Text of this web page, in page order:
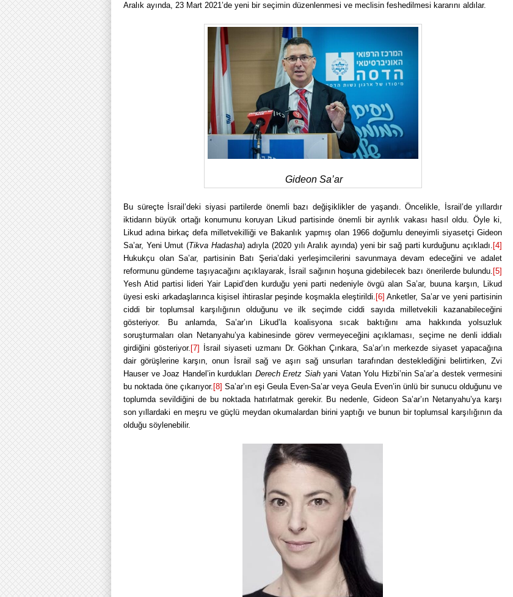
Aralık ayında, 23 Mart 2021’de yeni bir seçimin düzenlenmesi ve meclisin feshedilmesi kararını aldılar.
Gideon Sa’ar
Bu süreçte İsrail’deki siyasi partilerde önemli bazı değişiklikler de yaşandı. Öncelikle, İsrail’de yıllardır
iktidarın büyük ortağı konumunu koruyan Likud partisinde önemli bir ayrılık vakası hasıl oldu. Öyle ki,
Likud adına birkaç defa milletvekilliği ve Bakanlık yapmış olan 1966 doğumlu deneyimli siyasetçi Gideon
Sa’ar, Yeni Umut (Tikva Hadasha) adıyla (2020 yılı Aralık ayında) yeni bir sağ parti kurduğunu açıkladı. [4]
Hukukçu olan Sa’ar, partisinin Batı Şeria’daki yerleşimcilerini savunmaya devam edeceğini ve adalet
reformunu gündeme taşıyacağını açıklayarak, İsrail sağının hoşuna gidebilecek bazı önerilerde bulundu. [5]
Yesh Atid partisi lideri Yair Lapid’den kurduğu yeni parti nedeniyle övgü alan Sa’ar, buuna karşın, Likud
üyesi eski arkadaşlarınca kişisel ihtiraslar peşinde koşmakla eleştirildi. [6] Anketler, Sa’ar ve yeni partisinin
ciddi bir toplumsal karşılığının olduğunu ve ilk seçimde ciddi sayıda milletvekili kazanabileceğini
gösteriyor. Bu anlamda, Sa’ar’ın Likud’la koalisyona sıcak baktığını ama hakkında yolsuzluk
soruşturmaları olan Netanyahu’ya kabinesinde görev vermeyeceğini açıklaması, seçime ne denli iddialı
girdiğini gösteriyor. [7]
İsrail siyaseti uzmanı Dr. Gökhan Çınkara, Sa’ar’ın merkezde siyaset yapacağına
dair görüşlerine karşın, onun İsrail sağ ve aşırı sağ unsurları tarafından desteklediğini belirtirken, Zvi
Hauser ve Joaz Handel’in kurdukları Derech Eretz Siahyani Vatan Yolu Hizbi’nin Sa’ar’a destek vermesini
bu noktada öne çıkarıyor. [8] Sa’ar’ın eşi Geula Even-Sa’ar veya Geula Even’in ünlü bir sunucu olduğunu ve
toplumda sevildiğini de bu noktada hatırlatmak gerekir. Bu nedenle, Gideon Sa’ar’ın Netanyahu’ya karşı
son yıllardaki en meşru ve güçlü meydan okumalardan birini yaptığı ve bunun bir toplumsal karşılığının da
olduğu söylenebilir.